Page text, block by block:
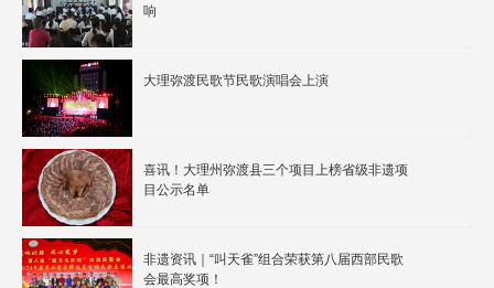
响
大理弥渡民歌节民歌演唱会上演
喜讯！大理州弥渡县三个项目上榜省级非遗项
目公示名单
非遗资讯｜“叫天雀”组合荣获第八届西部民歌
会最高奖项！